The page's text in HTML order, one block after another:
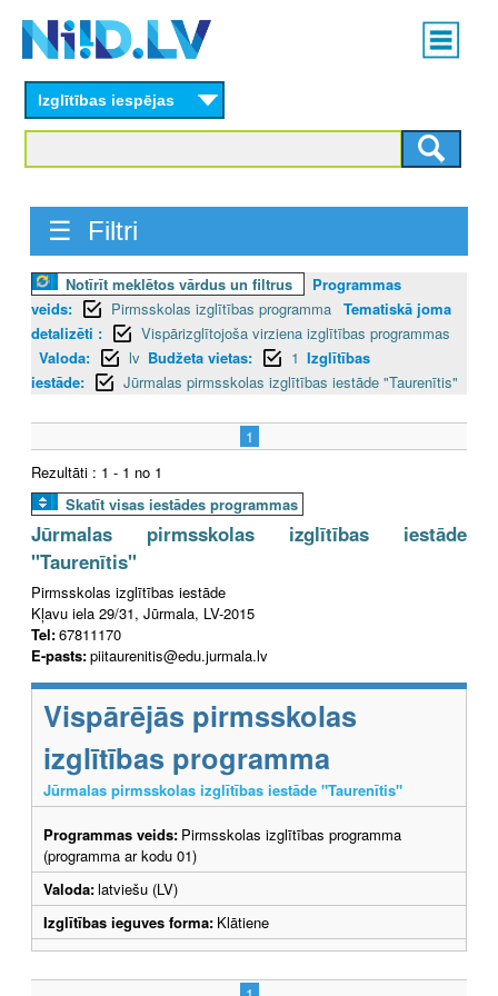
content
Main
menu
Izglītības iespējas
☰ Filtri
Notīrīt meklētos vārdus un filtrus
Programmas
veids:
Pirmsskolas izglītības programma Tematiskā joma
detalizēti :
Vispārizglītojoša virziena izglītības programmas
Valoda:
lv Budžeta vietas: 1 Izglītības
iestāde:
Jūrmalas pirmsskolas izglītības iestāde "Taurenītis"
1
Rezultāti : 1 - 1 no 1
Skatīt visas iestādes programmas
Jūrmalas pirmsskolas izglītības iestāde
"Taurenītis"
Pirmsskolas izglītības iestāde
Kļavu iela 29/31, Jūrmala, LV-2015
Tel:67811170
E-pasts:piitaurenitis@edu.jurmala.lv
Vispārējās pirmsskolas
izglītības programma
Jūrmalas pirmsskolas izglītības iestāde "Taurenītis"
Programmas veids: Pirmsskolas izglītības programma
(programma ar kodu 01)
Valoda:latviešu (LV)
Izglītības ieguves forma: Klātiene